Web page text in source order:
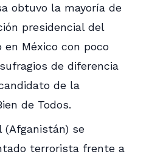
obtuvo la mayoría de
presidencial del
en México con poco
de diferencia
de la
de Todos.
(Afganistán) se
terrorista frente a